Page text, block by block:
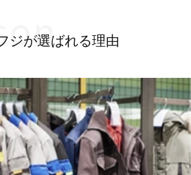
ジが選ばれる理由